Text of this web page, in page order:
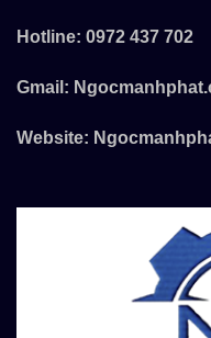
Hotline: 0972 437 702
Gmail:
Website: